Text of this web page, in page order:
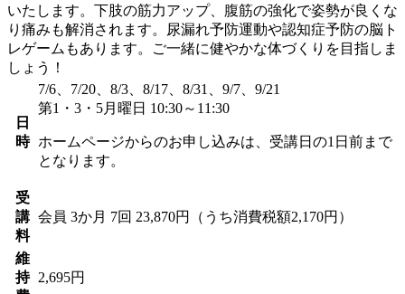
いたします。下肢の筋力アップ、腹筋の強化で姿勢が良くな
り痛みも解消されます。尿漏れ予防運動や認知症予防の脳ト
レゲームもあります。ご一緒に健やかな体づくりを目指しま
しょう！
日
時
7/6、7/20、8/3、8/17、8/31、9/7、9/21
第1・3・5月曜日 10:30～11:30
ホームページからのお申し込みは、受講日の1日前まで
となります。
受
講
料
会員 3か月 7回 23,870円（うち消費税額2,170円）
維
持
2,695円